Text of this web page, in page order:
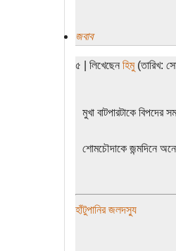
জবাব
৫ | লিখেছেন হিমু(তারিখ:
মুখা বাটপারটাকে বিপদের
শোমচৌদাকে জন্মদিনে
হাঁটুপানির জলদস্যু